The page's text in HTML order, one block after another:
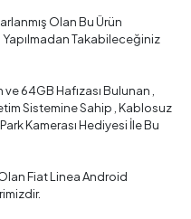
Olan Bu Ürün
Yapılmadan Takabileceğiniz
64GB Hafızası Bulunan ,
Sistemine Sahip , Kablosuz
Kamerası Hediyesi İle Bu
Fiat Linea Android